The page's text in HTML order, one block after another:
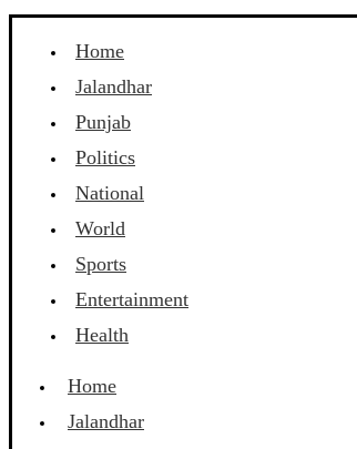
Home
Jalandhar
Punjab
Politics
National
World
Sports
Entertainment
Health
Home
Jalandhar